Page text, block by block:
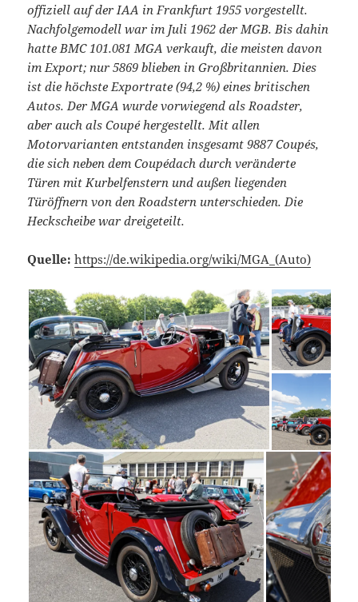
offiziell auf der IAA in Frankfurt 1955 vorgestellt.
Nachfolgemodell war im Juli 1962 der MGB. Bis dahin
hatte BMC 101.081 MGA verkauft, die meisten davon
im Export; nur 5869 blieben in Großbritannien. Dies
ist die höchste Exportrate (94,2 %) eines britischen
Autos. Der MGA wurde vorwiegend als Roadster,
aber auch als Coupé hergestellt. Mit allen
Motorvarianten entstanden insgesamt 9887 Coupés,
die sich neben dem Coupédach durch veränderte
Türen mit Kurbelfenstern und außen liegenden
Türöffnern von den Roadstern unterschieden. Die
Heckscheibe war dreigeteilt.
Quelle: https://de.wikipedia.org/wiki/MGA_(Auto)